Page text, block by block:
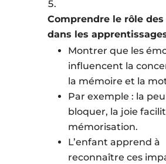
Comprendre le rôle
dans les
Montrer que les
influencent la
la mémoire et la
Par exemple : la
bloquer, la joie
mémorisation.
L’enfant apprend à
reconnaître ces